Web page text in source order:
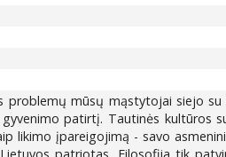
mūsų mąstytojai siejo su
patirtį. Tautinės kultūros
likimo įpareigojimą - savo
patriotas. Filosofija tik